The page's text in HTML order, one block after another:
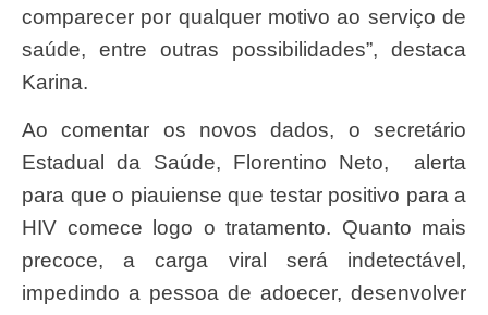
comparecer por qualquer motivo ao serviço de
saúde, entre outras possibilidades”, destaca
Karina.
Ao comentar os novos dados, o secretário
Estadual da Saúde, Florentino Neto, alerta
para que o piauiense que testar positivo para a
HIV comece logo o tratamento. Quanto mais
precoce, a carga viral será indetectável,
impedindo a pessoa de adoecer, desenvolver